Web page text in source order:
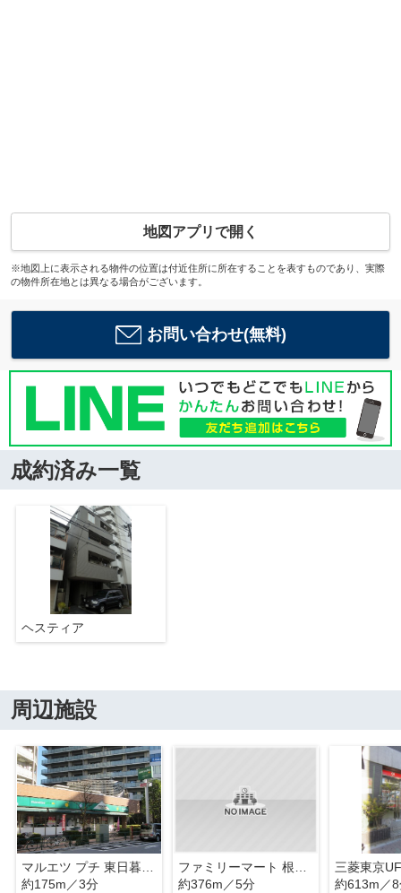
地図アプリで開く
※地図上に表示される物件の位置は付近住所に所在することを表すものであり、実際
の物件所在地とは異なる場合がございます。
お問い合わせ(無料)
成約済み一覧
ヘスティア
周辺施設
マルエツ プチ 東日暮里店
約175m／3分
ファミリーマート 根岸二丁目店
約376m／5分
約613m／